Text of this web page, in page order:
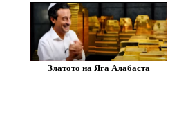
Златото на Яга Алабаста